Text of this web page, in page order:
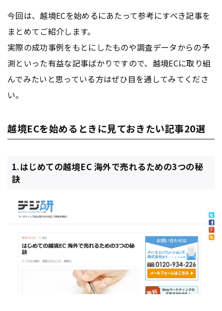
今回は、越境ECを始めるにあたって参考にすべき記事を
まとめてご紹介します。
実際の成功事例をもとにしたものや調査データからの予
測といった有益な記事ばかりですので、越境ECに取り組
んでみたいと思っている方はぜひ目を通してみてくださ
い。
越境ECを始めるときに見ておきたい記事20選
1.はじめての越境EC 海外で売れるための3つの秘
訣